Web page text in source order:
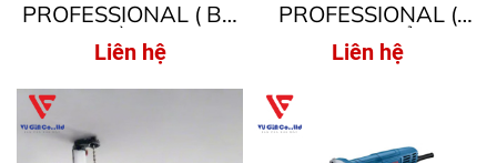
PROFESSIONAL ( BỘ
NGUỒN PIN )
Liên hệ
PROFESSIONAL (
MÁY MÀI THẲNG )
Liên hệ